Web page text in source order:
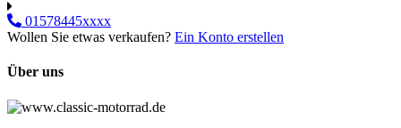
01578445xxxx
Wollen Sie etwas verkaufen? Ein Konto erstellen
Über uns